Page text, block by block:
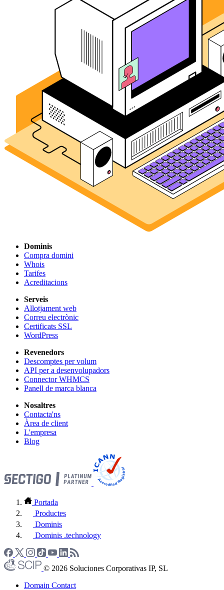
Dominis
Compra domini
Whois
Tarifes
Acreditacions
Serveis
Allotjament web
Correu electrònic
Certificats SSL
WordPress
Revenedors
Descomptes per volum
API per a desenvolupadors
Connector WHMCS
Panell de marca blanca
Nosaltres
Contacta'ns
Àrea de client
L'empresa
Blog
Portada
Productes
Dominis
Dominis .technology
© 2026 Soluciones Corporativas IP, SL
Domain Contact